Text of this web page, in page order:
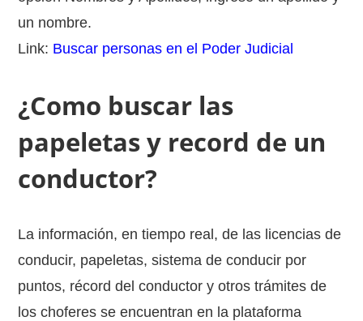
un nombre.
Link: Buscar personas en el Poder Judicial
¿Como buscar las
papeletas y record de un
conductor?
La información, en tiempo real, de las licencias de
conducir, papeletas, sistema de conducir por
puntos, récord del conductor y otros trámites de
los choferes se encuentran en la plataforma